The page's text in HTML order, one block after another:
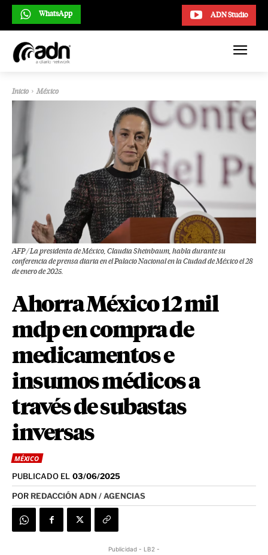
ADN Studio
WhatsApp
Inicio México
AFP / La presidenta de México, Claudia Sheinbaum, habla durante su
conferencia de prensa diaria en el Palacio Nacional en la Ciudad de México el 28
de enero de 2025.
Ahorra México 12 mil
mdp en compra de
medicamentos e
insumos médicos a
través de subastas
inversas
MÉXICO
PUBLICADO EL 03/06/2025
POR REDACCIÓN ADN / AGENCIAS
Publicidad - LB2 -